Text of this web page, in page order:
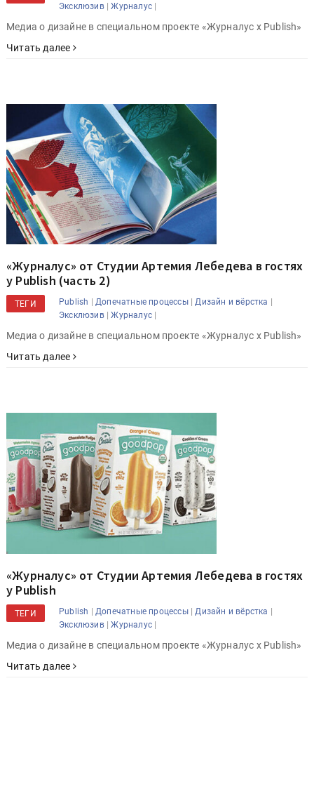
Эксклюзив|Журналус |
Медиа о дизайне в специальном проекте «Журналус x Publish»
Читать далее
«Журналус» от Студии Артемия Лебедева в гостях
у Publish (часть 2)
ТЕГИ Publish |Допечатные процессы|Дизайн и вёрстка |
Эксклюзив|Журналус |
Медиа о дизайне в специальном проекте «Журналус x Publish»
Читать далее
«Журналус» от Студии Артемия Лебедева в гостях
у Publish
ТЕГИ Publish | Допечатные процессы| Дизайн и вёрстка |
Эксклюзив|Журналус |
Медиа о дизайне в специальном проекте «Журналус x Publish»
Читать далее